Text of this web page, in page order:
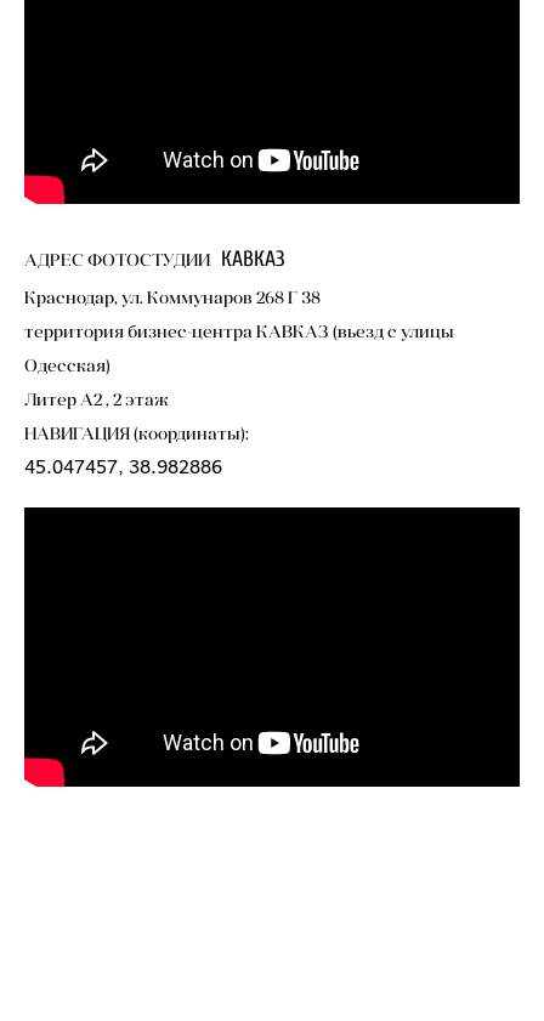
АДРЕС ФОТОСТУДИИ КАВКАЗ
Краснодар, ул. Коммунаров 268 Г 38
территория бизнес-центра КАВКАЗ (вьезд с улицы
Одесская)
Литер А2 , 2 этаж
НАВИГАЦИЯ (координаты):
45.047457, 38.982886